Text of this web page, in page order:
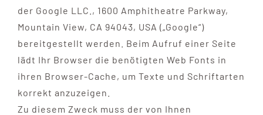
der Google LLC., 1600 Amphitheatre Parkway,
Mountain View, CA 94043, USA („Google“)
bereitgestellt werden. Beim Aufruf einer Seite
lädt Ihr Browser die benötigten Web Fonts in
ihren Browser-Cache, um Texte und Schriftarten
korrekt anzuzeigen.
Zu diesem Zweck muss der von Ihnen